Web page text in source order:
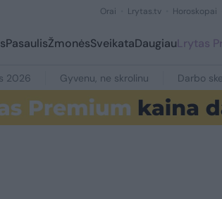
Orai Lrytas.tv Horoskopai
PasaulisŽmonėsSveikataDaugiauLrytas
2026 Gyvenu, ne skrolinu Darbo